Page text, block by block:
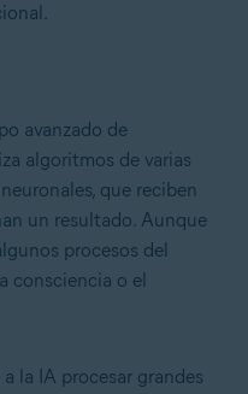
avanzado de
algoritmos de varias
que reciben
un resultado. Aunque
procesos del
consciencia o el
la IA procesar grandes